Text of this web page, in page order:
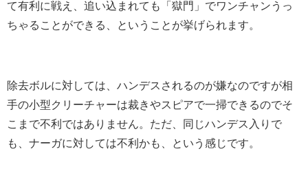
て有利に戦え、追い込まれても「獄門」でワンチャンうっ
ちゃることができる、ということが挙げられます。
除去ボルに対しては、ハンデスされるのが嫌なのですが相
手の小型クリーチャーは裁きやスピアで一掃できるのでそ
こまで不利ではありません。ただ、同じハンデス入りで
も、ナーガに対しては不利かも、という感じです。